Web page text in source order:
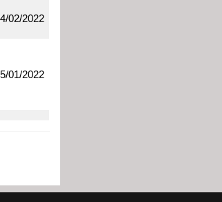
02/2022
01/2022